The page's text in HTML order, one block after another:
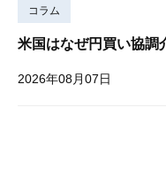
コラム
米国はなぜ円買い協調
2026年08月07日